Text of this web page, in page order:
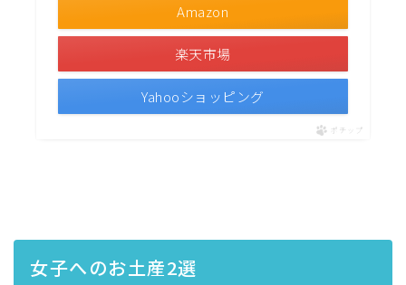
Amazon
楽天市場
Yahooショッピング
ポチップ
女子へのお土産2選